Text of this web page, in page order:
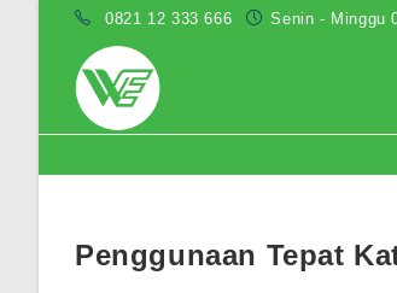
0821 12 333 666 Senin - Minggu
Penggunaan Tepat